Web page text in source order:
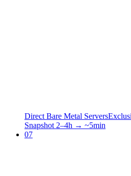
Direct Bare Metal Servers
Snapshot 2–4h → ~5min
07